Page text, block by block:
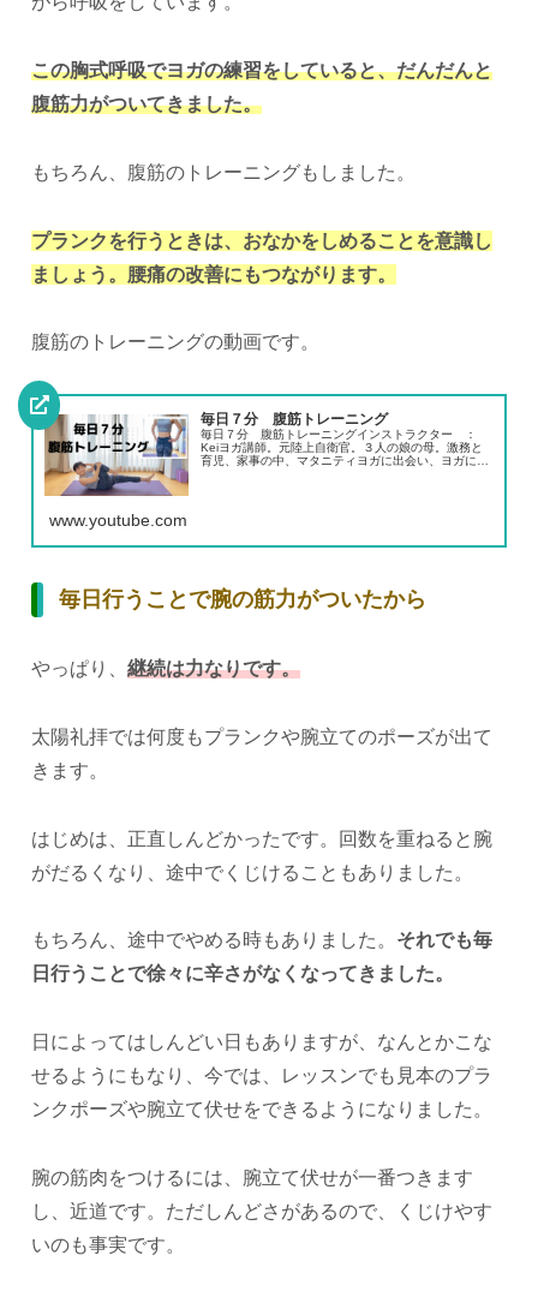
この胸式呼吸でヨガの練習をしていると、だんだんと
腹筋力がついてきました。
もちろん、腹筋のトレーニングもしました。
プランクを行うときは、おなかをしめることを意識し
ましょう。腰痛の改善にもつながります。
腹筋のトレーニングの動画です。
毎日７分 腹筋トレーニング
毎日７分 腹筋トレーニングインストラクター ：
Keiヨガ講師。元陸上自衛官。３人の娘の母。激務と
育児、家事の中、マタニティヨガに出会い、ヨガに魅
www.youtube.com
毎日行うことで腕の筋力がついたから
やっぱり、 継続は力なりです。
太陽礼拝では何度もプランクや腕立てのポーズが出て
きます。
はじめは、正直しんどかったです。回数を重ねると腕
がだるくなり、途中でくじけることもありました。
もちろん、途中でやめる時もありました。 それでも毎
日行うことで徐々に辛さがなくなってきました。
日によってはしんどい日もありますが、なんとかこな
せるようにもなり、今では、レッスンでも見本のプラ
ンクポーズや腕立て伏せをできるようになりました。
腕の筋肉をつけるには、腕立て伏せが一番つきます
し、近道です。ただしんどさがあるので、くじけやす
いのも事実です。